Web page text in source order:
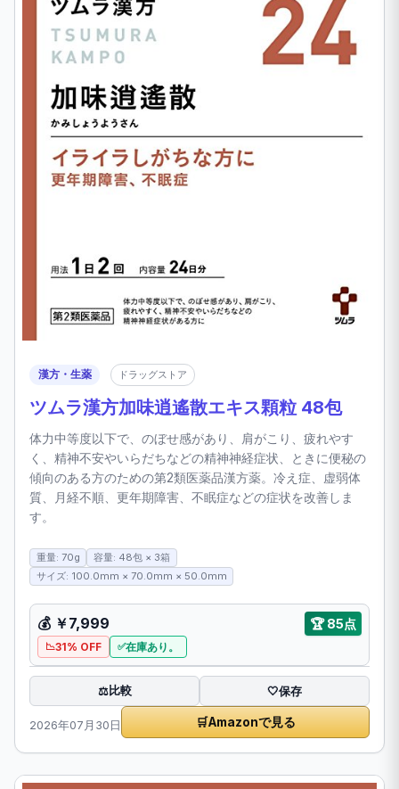
漢方・生薬 ドラッグストア
ツムラ漢方加味逍遙散エキス顆粒 48包
体力中等度以下で、のぼせ感があり、肩がこり、疲れやす
く、精神不安やいらだちなどの精神神経症状、ときに便秘の
傾向のある方のための第2類医薬品漢方薬。冷え症、虚弱体
質、月経不順、更年期障害、不眠症などの症状を改善しま
す。
重量: 70g
容量: 48包 × 3箱
サイズ: 100.0mm × 70.0mm × 50.0mm
💰 ￥7,999 🏆 85点
31% OFF 在庫あり。
⚖️比較 🤍保存
2026年07月30日 🛒Amazonで見る